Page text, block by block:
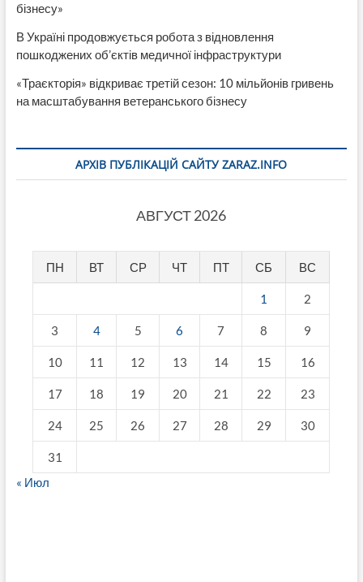
бізнесу»
В Україні продовжується робота з відновлення
пошкоджених об’єктів медичної інфраструктури
«Траєкторія» відкриває третій сезон: 10 мільйонів гривень
на масштабування ветеранського бізнесу
АРХІВ ПУБЛІКАЦІЙ САЙТУ ZARAZ.INFO
АВГУСТ 2026
ПН ВТ СР ЧТ ПТ СБ ВС
1 2
3 4 5 6 7 8 9
10 11 12 13 14 15 16
17 18 19 20 21 22 23
24 25 26 27 28 29 30
31
« Июл